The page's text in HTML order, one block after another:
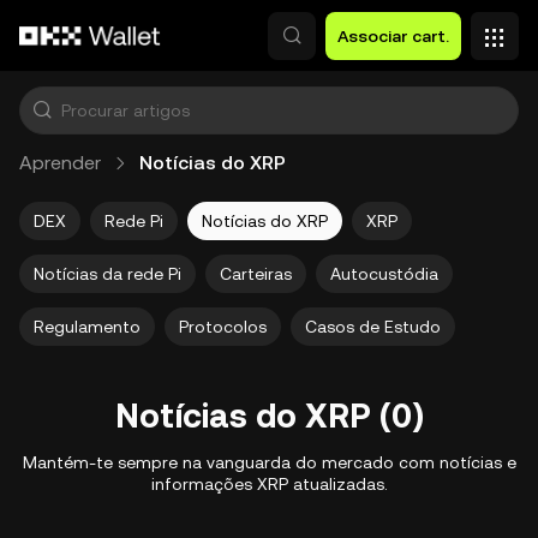
Associar cart.
Aprender Notícias do XRP
DEX Rede Pi Notícias do XRP XRP
Notícias da rede Pi Carteiras Autocustódia
Regulamento Protocolos Casos de Estudo
Notícias do XRP (0)
Mantém-te sempre na vanguarda do mercado com notícias e
informações XRP atualizadas.